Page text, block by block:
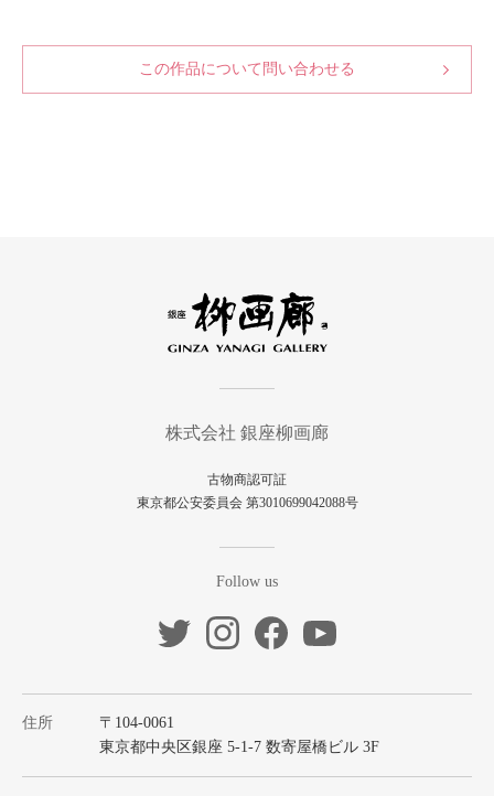
この作品について問い合わせる
株式会社 銀座柳画廊
古物商認可証
東京都公安委員会 第3010699042088号
Follow us
住所
〒104-0061
東京都中央区銀座 5-1-7 数寄屋橋ビル 3F